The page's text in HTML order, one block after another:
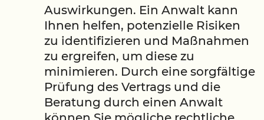
Auswirkungen. Ein Anwalt kann
Ihnen helfen, potenzielle Risiken
zu identifizieren und Maßnahmen
zu ergreifen, um diese zu
minimieren. Durch eine sorgfältige
Prüfung des Vertrags und die
Beratung durch einen Anwalt